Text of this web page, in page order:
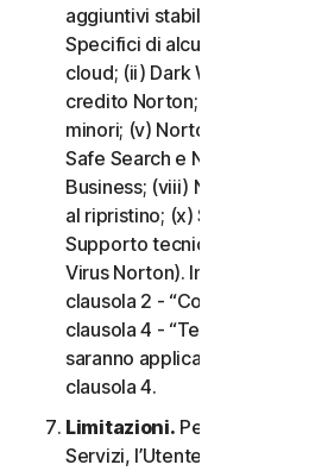
aggiuntivi stabiliti nella
Specifici di alcuni Servizi”
cloud; (ii) Dark Web
credito Norton; (iv) Norton
minori; (v) Norton Password
Safe Search e Norton Safe
Business; (viii) Norton VPN;
al ripristino; (x) Social
Supporto tecnico (inclusa la
Virus Norton). In caso di
clausola 2 - “Condizioni
clausola 4 - “Termini
saranno applicabili le
clausola 4.
Limitazioni. Per quanto
Servizi, l’Utente non può,